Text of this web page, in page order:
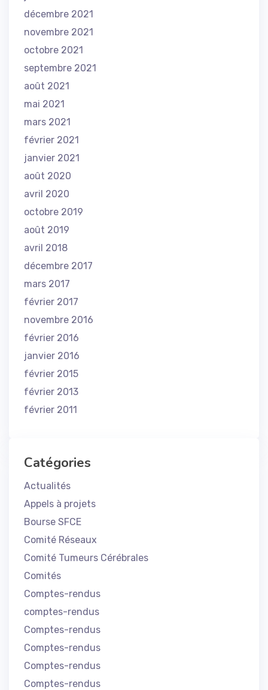
décembre 2021
novembre 2021
octobre 2021
septembre 2021
août 2021
mai 2021
mars 2021
février 2021
janvier 2021
août 2020
avril 2020
octobre 2019
août 2019
avril 2018
décembre 2017
mars 2017
février 2017
novembre 2016
février 2016
janvier 2016
février 2015
février 2013
février 2011
Catégories
Actualités
Appels à projets
Bourse SFCE
Comité Réseaux
Comité Tumeurs Cérébrales
Comités
Comptes-rendus
comptes-rendus
Comptes-rendus
Comptes-rendus
Comptes-rendus
Comptes-rendus